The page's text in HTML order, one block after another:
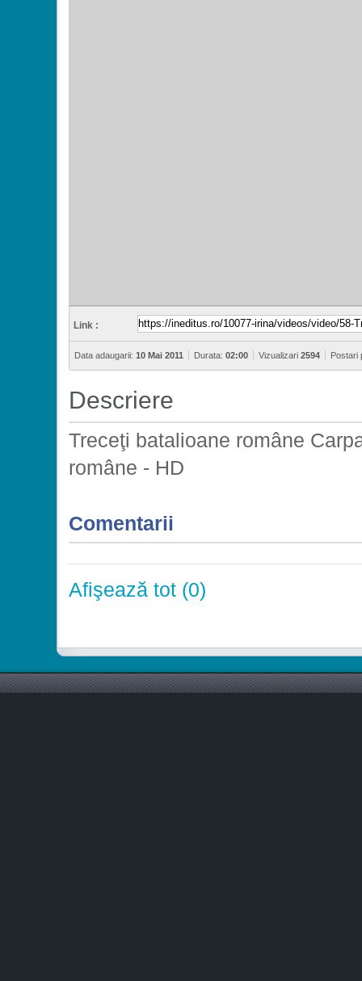
Link :
Data adaugarii: 10 Mai 2011 Durata: 02:00 Vizualizari 2594 Postari
Descriere
Treceţi batalioane române
române - HD
Comentarii
Afişează tot (0)